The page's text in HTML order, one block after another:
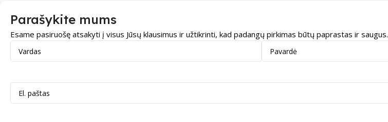
Parašykite mums
Esame pasiruošę atsakyti į visus Jūsų klausimus ir užtikrinti, kad padangų pirkimas būtų paprastas ir saugus.